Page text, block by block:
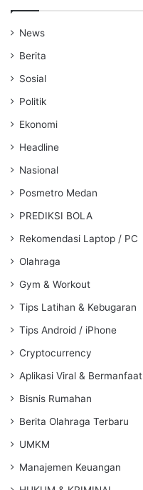
News
Berita
Sosial
Politik
Ekonomi
Headline
Nasional
Posmetro Medan
PREDIKSI BOLA
Rekomendasi Laptop / PC
Olahraga
Gym & Workout
Tips Latihan & Kebugaran
Tips Android / iPhone
Cryptocurrency
Aplikasi Viral & Bermanfaat
Bisnis Rumahan
Berita Olahraga Terbaru
UMKM
Manajemen Keuangan